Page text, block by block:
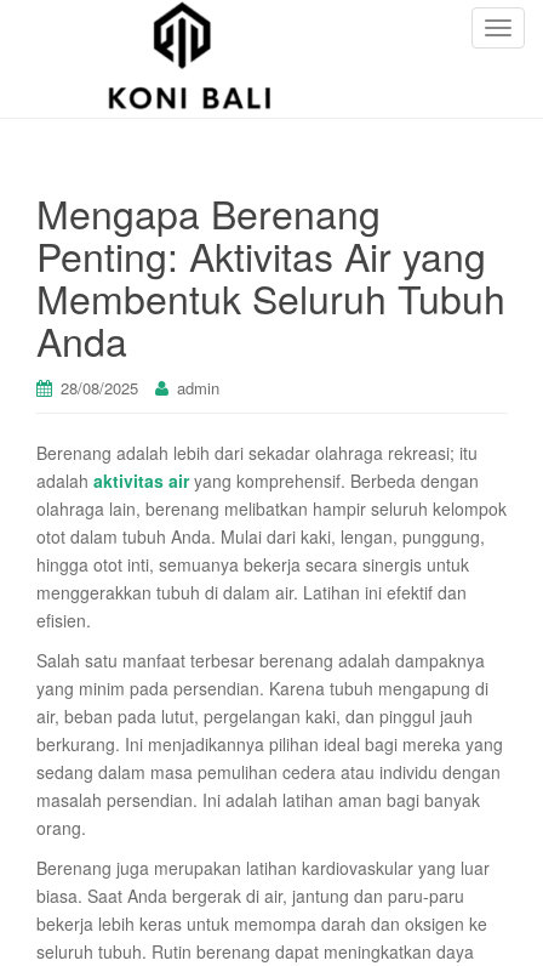
T
g
Mengapa Berenang
Penting: Aktivitas Air yang
Membentuk Seluruh Tubuh
Anda
28/08/2025 admin
Berenang adalah lebih dari sekadar olahraga rekreasi; itu
adalah aktivitas airyang komprehensif. Berbeda dengan
olahraga lain, berenang melibatkan hampir seluruh kelompok
otot dalam tubuh Anda. Mulai dari kaki, lengan, punggung,
hingga otot inti, semuanya bekerja secara sinergis untuk
menggerakkan tubuh di dalam air. Latihan ini efektif dan
efisien.
Salah satu manfaat terbesar berenang adalah dampaknya
yang minim pada persendian. Karena tubuh mengapung di
air, beban pada lutut, pergelangan kaki, dan pinggul jauh
berkurang. Ini menjadikannya pilihan ideal bagi mereka yang
sedang dalam masa pemulihan cedera atau individu dengan
masalah persendian. Ini adalah latihan aman bagi banyak
orang.
Berenang juga merupakan latihan kardiovaskular yang luar
biasa. Saat Anda bergerak di air, jantung dan paru-paru
bekerja lebih keras untuk memompa darah dan oksigen ke
seluruh tubuh. Rutin berenang dapat meningkatkan daya